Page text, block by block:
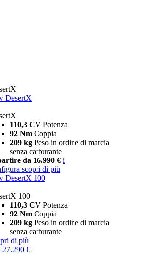
DesertX
110,3 CV Potenza
92 Nm Coppia
209 kg Peso in ordine di marcia
senza carburante
da 16.990 € i
scopri di più
DesertX 100
100
110,3 CV Potenza
92 Nm Coppia
209 kg Peso in ordine di marcia
senza carburante
di più
27.290 €